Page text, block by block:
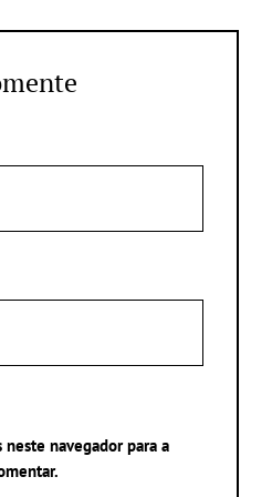
neste navegador para a